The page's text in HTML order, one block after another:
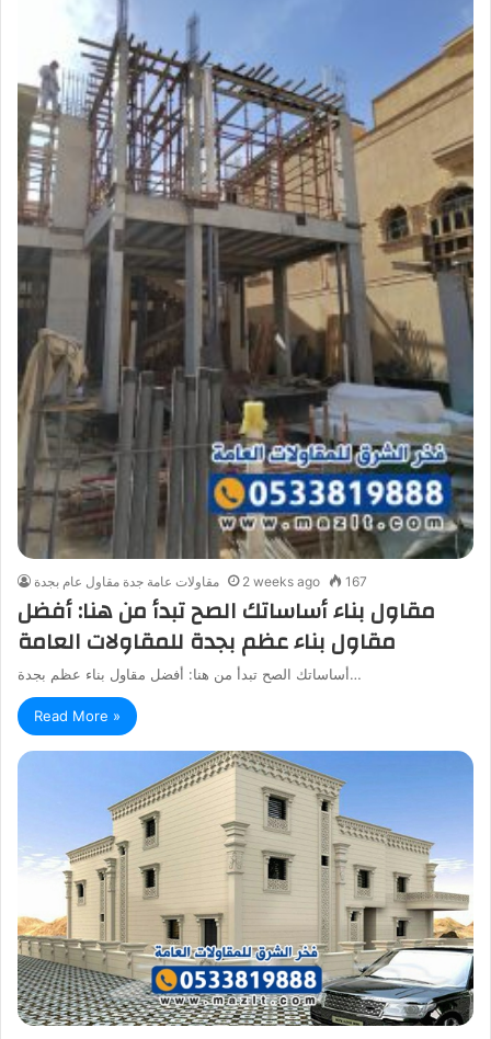
مقاولات عامة جدة مقاول عام بجدة 2 weeks ago 167
مقاول بناء أساساتك الصح تبدأ من هنا: أفضل
مقاول بناء عظم بجدة للمقاولات العامة
أساساتك الصح تبدأ من هنا: أفضل مقاول بناء عظم بجدة…
Read More »